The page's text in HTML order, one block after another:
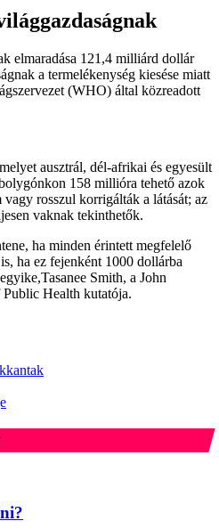
elmaradása 121,4 milliárd dollár
a termelékenység kiesése miatt
(WHO) által közreadott
ausztrál, dél-afrikai és egyesült
158 millióra tehető azok
rosszul korrigálták a látását; az
vaknak tekinthetők.
ha minden érintett megfelelő
ha ez fejenként 1000 dollárba
Smith, a John
Health kutatója.